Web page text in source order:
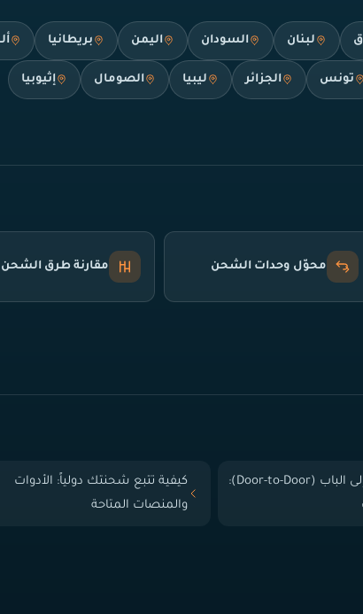
لبنان السودان اليمن بريطانيا
تونس الجزائر ليبيا الصومال إثيوبيا
محوّل وحدات الشحن مقارنة طرق الشحن
الشحن من الباب إلى الباب (Door-to-Door):
كيفية تتبع شحنتك دولياً: الأدوات
والمنصات المتاحة